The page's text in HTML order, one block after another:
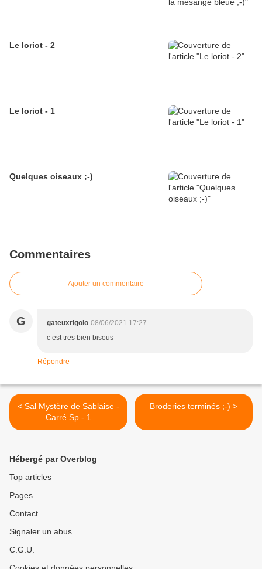
Le loriot - 2
Le loriot - 1
Quelques oiseaux ;-)
Commentaires
Ajouter un commentaire
G gateuxrigolo 08/06/2021 17:27
c est tres bien bisous
Répondre
< Sal Mystère de Sablaise -
Carré Sp - 1
Broderies terminés ;-) >
Hébergé par Overblog
Top articles
Pages
Contact
Signaler un abus
C.G.U.